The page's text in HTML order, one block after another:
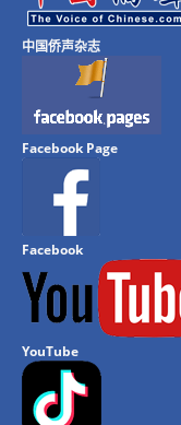
中国侨声杂志
Facebook Page
Facebook
YouTube